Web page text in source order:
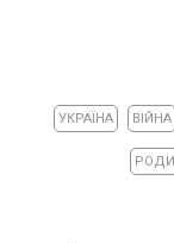
УКРАЇНА ВІЙНА